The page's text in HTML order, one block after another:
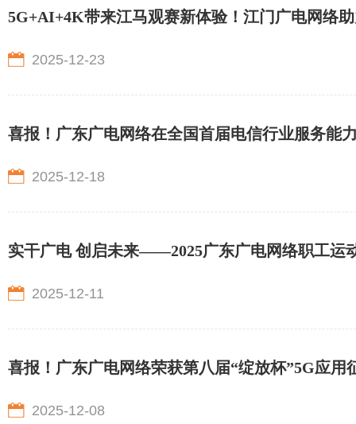
5G+AI+4K带来江马观赛新体验！江门广电网络
2025-12-23
喜报！广东广电网络在全国首届电信行业服务能
2025-12-18
实干广电 创启未来——2025广东广电网络职工运
2025-12-11
喜报！广东广电网络荣获第八届“绽放杯”5G应用
2025-12-08